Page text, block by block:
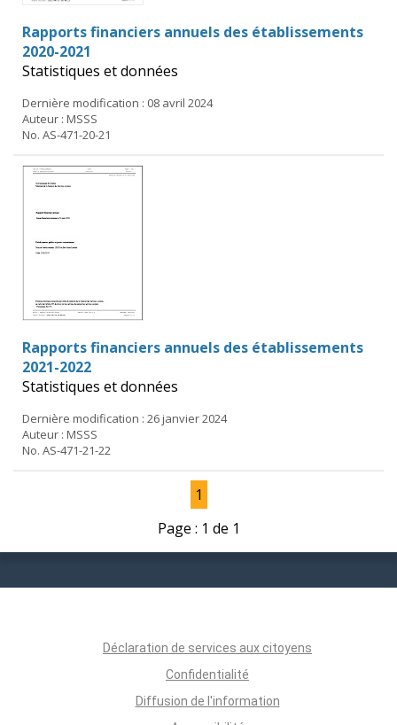
Rapports financiers annuels des établissements
2020-2021
Statistiques et données
Dernière modification : 08 avril 2024
Auteur : MSSS
No. AS-471-20-21
Rapports financiers annuels des établissements
2021-2022
Statistiques et données
Dernière modification : 26 janvier 2024
Auteur : MSSS
No. AS-471-21-22
1
Page : 1 de 1
Déclaration de services aux citoyens
Confidentialité
Diffusion de l'information